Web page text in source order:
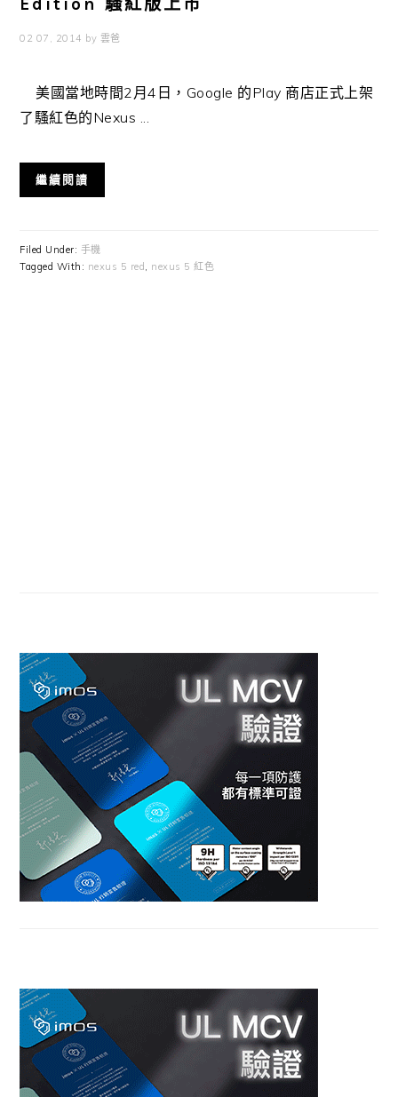
02 07, 2014 by 雲爸
美國當地時間2月4日，Google 的Play 商店正式上架
了騷紅色的Nexus ...
繼續閱讀
Filed Under: 手機
Tagged With: nexus 5 red , nexus 5 紅色